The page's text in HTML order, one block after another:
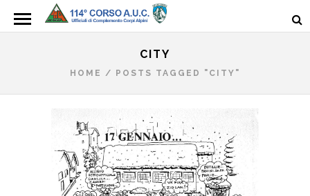
CITY
HOME / POSTS TAGGED "CITY"